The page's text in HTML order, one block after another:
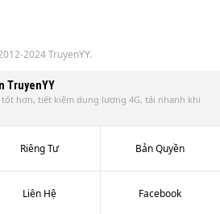
2024 TruyenYY.
TruyenYY
hơn, tiết kiệm dung lượng 4G, tải nhanh khi
Riêng Tư Bản Quyền
Liên Hệ Facebook